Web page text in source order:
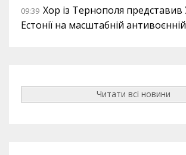
09:39 Хор із Тернополя представив
Естонії на масштабній
Читати всі новини